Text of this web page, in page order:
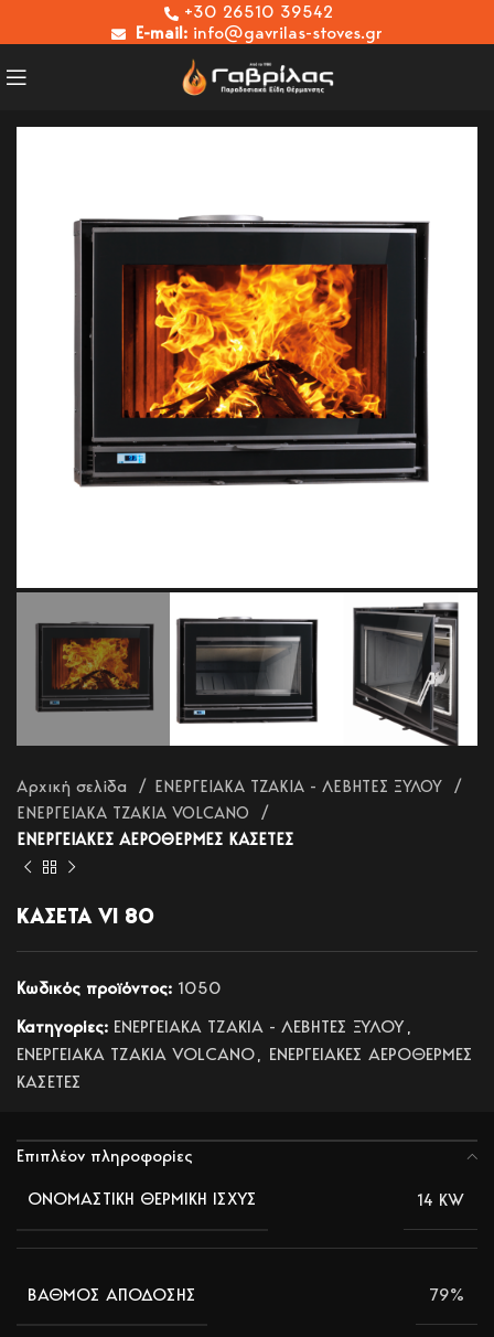
+30 26510 39542
E-mail: info@gavrilas-stoves.gr
Αρχική σελίδα
ΕΝΕΡΓΕΙΑΚΑ ΤΖΑΚΙΑ - ΛΕΒΗΤΕΣ ΞΥΛΟΥ
ΕΝΕΡΓΕΙΑΚΑ ΤΖΑΚΙΑ VOLCANO
ΕΝΕΡΓΕΙΑΚΕΣ ΑΕΡΟΘΕΡΜΕΣ ΚΑΣΕΤΕΣ
ΚΑΣΕΤΑ VI 80
Κωδικός προϊόντος: 1050
Κατηγορίες: ΕΝΕΡΓΕΙΑΚΑ ΤΖΑΚΙΑ - ΛΕΒΗΤΕΣ ΞΥΛΟΥ ,
ΕΝΕΡΓΕΙΑΚΑ ΤΖΑΚΙΑ VOLCANO, ΕΝΕΡΓΕΙΑΚΕΣ ΑΕΡΟΘΕΡΜΕΣ
ΚΑΣΕΤΕΣ
Επιπλέον πληροφορίες
ΟΝΟΜΑΣΤΙΚΗ ΘΕΡΜΙΚΗ ΙΣΧΥΣ 14 KW
ΒΑΘΜΟΣ ΑΠΟΔΟΣΗΣ 79%